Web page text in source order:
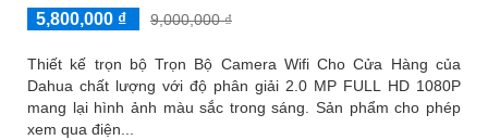
5,800,000 ₫ 9,000,000 ₫
Thiết kế trọn bộ Trọn Bộ Camera Wifi Cho Cửa Hàng của
Dahua chất lượng với độ phân giải 2.0 MP FULL HD 1080P
mang lại hình ảnh màu sắc trong sáng. Sản phẩm cho phép
xem qua điện...